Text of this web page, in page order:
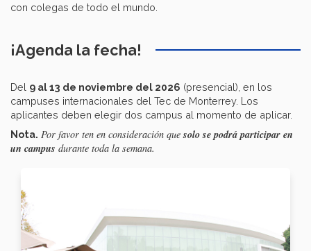
con colegas de todo el mundo.
¡Agenda la fecha!
Del 9 al 13 de noviembre del 2026 (presencial), en los
campuses internacionales del Tec de Monterrey. Los
aplicantes deben elegir dos campus al momento de aplicar.
Nota. Por favor ten en consideración quesolo se podrá participar en
un campus durante toda la semana.